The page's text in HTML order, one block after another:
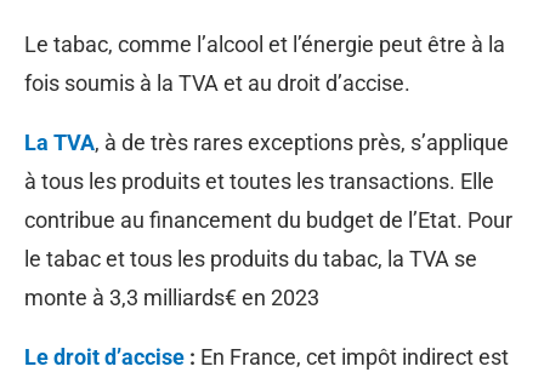
Le tabac, comme l’alcool et l’énergie peut être à la
fois soumis à la TVA et au droit d’accise.
La TVA, à de très rares exceptions près, s’applique
à tous les produits et toutes les transactions. Elle
contribue au financement du budget de l’Etat. Pour
le tabac et tous les produits du tabac, la TVA se
monte à 3,3 milliards€ en 2023
Le droit d’accise : En France, cet impôt indirect est